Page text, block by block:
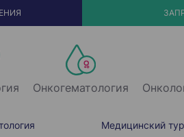
Онкогематология
Медицинский